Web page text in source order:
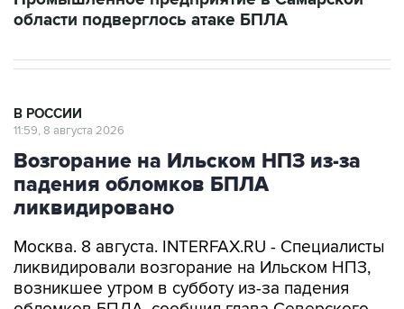
области подверглось атаке БПЛА
В РОССИИ
11:59, 8 августа 2026
Возгорание на Ильском НПЗ из-за
падения обломков БПЛА
ликвидировано
Москва. 8 августа. INTERFAX.RU - Специалисты
ликвидировали возгорание на Ильском НПЗ,
возникшее утром в субботу из-за падения